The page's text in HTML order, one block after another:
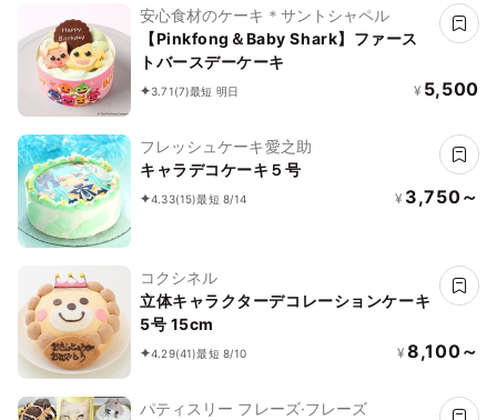
安心食材のケーキ＊サントシャペル
【Pinkfong＆Baby Shark】ファース
トバースデーケーキ
3.71(7)最短 明日 ¥ 5,500
フレッシュケーキ愛之助
キャラデコケーキ５号
4.33(15)最短 8/14 ¥ 3,750～
コクシネル
立体キャラクターデコレーションケーキ
5号 15cm
4.29(41)最短 8/10 ¥ 8,100～
パティスリー フレーズ·フレーズ